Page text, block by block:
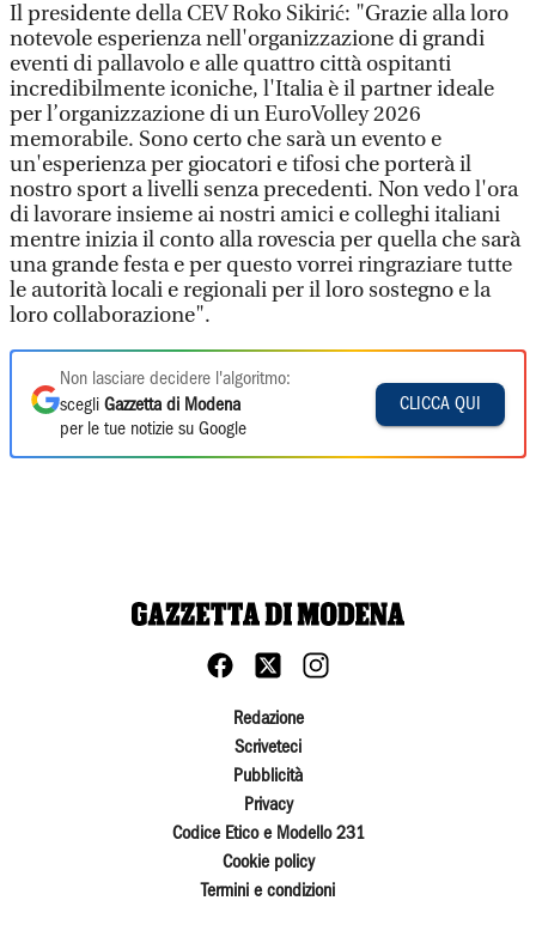
Il presidente della CEV Roko Sikirić: "Grazie alla loro
notevole esperienza nell'organizzazione di grandi
eventi di pallavolo e alle quattro città ospitanti
incredibilmente iconiche, l'Italia è il partner ideale
per l’organizzazione di un EuroVolley 2026
memorabile. Sono certo che sarà un evento e
un'esperienza per giocatori e tifosi che porterà il
nostro sport a livelli senza precedenti. Non vedo l'ora
di lavorare insieme ai nostri amici e colleghi italiani
mentre inizia il conto alla rovescia per quella che sarà
una grande festa e per questo vorrei ringraziare tutte
le autorità locali e regionali per il loro sostegno e la
loro collaborazione".
Non lasciare decidere l'algoritmo:
scegli Gazzetta di Modena
per le tue notizie su Google
CLICCA QUI
Redazione
Scriveteci
Pubblicità
Privacy
Codice Etico e Modello 231
Cookie policy
Termini e condizioni